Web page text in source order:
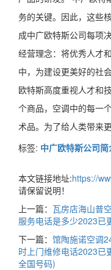
务的关键。因此，这些
成中广欧特斯公司每项
经营理念：将优秀人才
中，为建设更美好的社
欧特斯高度重视人才和
个商品，空调中的每一
术品。为了给人类带来
标签: 中广欧特斯公司简
本文链接地址:https://
请保留说明！
上一篇： 瓦房店海山普
服务电话是多少2023已
下一篇： 馆陶施诺空调
时上门维修电话2023已
全国号码)